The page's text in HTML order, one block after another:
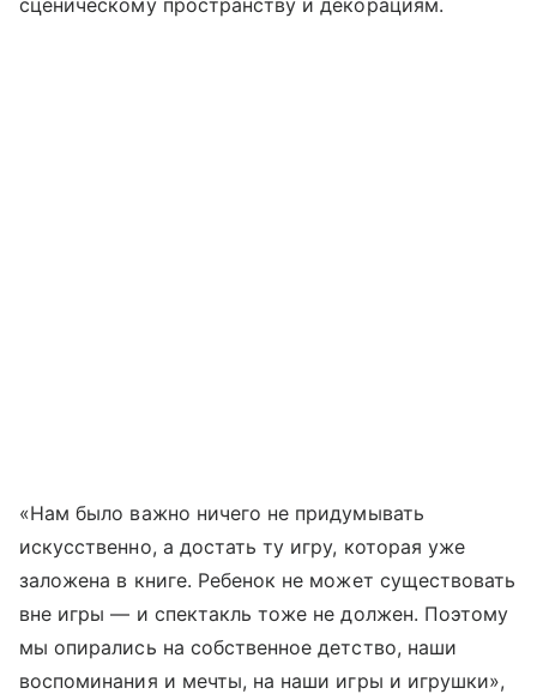
«Нам было важно ничего не придумывать
искусственно, а достать ту игру, которая уже
заложена в книге. Ребенок не может существовать
вне игры — и спектакль тоже не должен. Поэтому
мы опирались на собственное детство, наши
воспоминания и мечты, на наши игры и игрушки»,